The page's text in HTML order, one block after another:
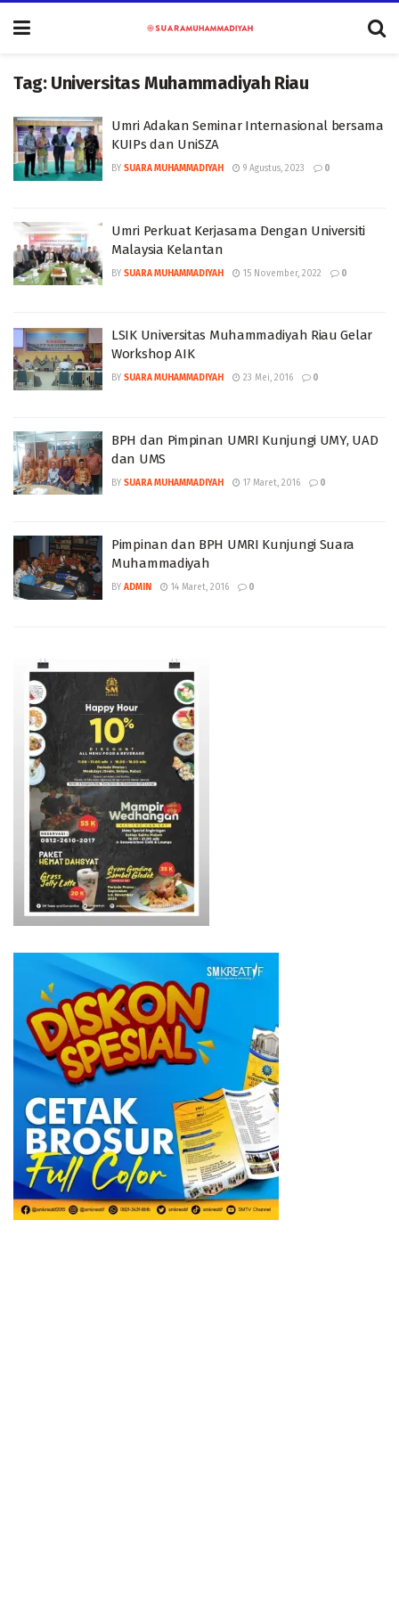
Tag: Universitas Muhammadiyah Riau
Umri Adakan Seminar Internasional bersama
KUIPs dan UniSZA
BY SUARA MUHAMMADIYAH 9 Agustus, 2023 0
Umri Perkuat Kerjasama Dengan Universiti
Malaysia Kelantan
BY SUARA MUHAMMADIYAH 15 November, 2022 0
LSIK Universitas Muhammadiyah Riau Gelar
Workshop AIK
BY SUARA MUHAMMADIYAH 23 Mei, 2016 0
BPH dan Pimpinan UMRI Kunjungi UMY, UAD
dan UMS
BY SUARA MUHAMMADIYAH 17 Maret, 2016 0
Pimpinan dan BPH UMRI Kunjungi Suara
Muhammadiyah
BY ADMIN 14 Maret, 2016 0